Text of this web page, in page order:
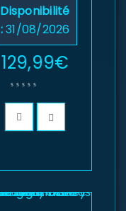
Disponibilité
:31/08/2026
129,99€